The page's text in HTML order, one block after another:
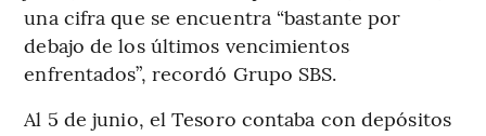
una cifra que se encuentra “bastante por
debajo de los últimos vencimientos
enfrentados”, recordó Grupo SBS.
Al 5 de junio, el Tesoro contaba con depósitos